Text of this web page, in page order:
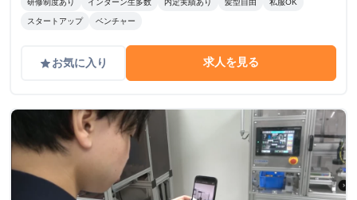
研修制度あり インターン生多数 内定実績あり 髪型自由 私服OK
スタートアップ ベンチャー
gradeお気に入り 求人を見る